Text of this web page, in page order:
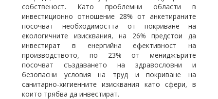
собственост. Като проблемни области в
инвестиционно отношение 28% от анкетираните
посочват необходимостта от покриване на
екологичните изисквания, на 26% предстои да
инвестират в енергийна ефективност на
производството, по 23% от мениджърите
посочват създаването на здравословни и
безопасни условия на труд и покриване на
санитарно-хигиенните изисквания като сфери, в
които трябва да инвестират.